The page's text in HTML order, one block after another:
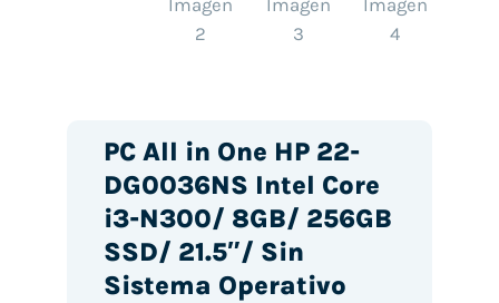
PC All in One HP 22-
DG0036NS Intel Core
i3-N300/ 8GB/ 256GB
SSD/ 21.5″/ Sin
Sistema Operativo